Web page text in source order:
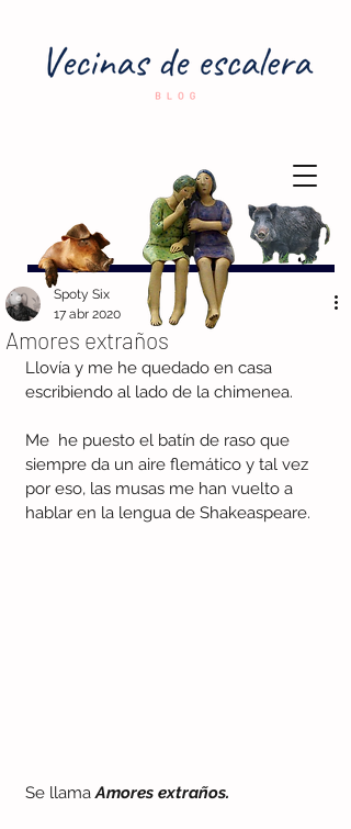
Amores extraños
Spoty Six
17 abr 2020
Llovía y me he quedado en casa
escribiendo al lado de la chimenea.
Me  he puesto el batín de raso que
siempre da un aire flemático y tal vez
por eso, las musas me han vuelto a
hablar en la lengua de Shakeaspeare.
Se llama Amores extraños.